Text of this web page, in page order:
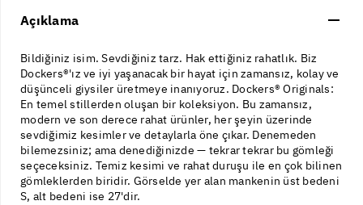
Açıklama
Bildiğiniz isim. Sevdiğiniz tarz. Hak ettiğiniz rahatlık. Biz
Dockers®'ız ve iyi yaşanacak bir hayat için zamansız, kolay ve
düşünceli giysiler üretmeye inanıyoruz. Dockers® Originals:
En temel stillerden oluşan bir koleksiyon. Bu zamansız,
modern ve son derece rahat ürünler, her şeyin üzerinde
sevdiğimiz kesimler ve detaylarla öne çıkar. Denemeden
bilemezsiniz; ama denediğinizde — tekrar tekrar bu gömleği
seçeceksiniz. Temiz kesimi ve rahat duruşu ile en çok bilinen
gömleklerden biridir. Görselde yer alan mankenin üst bedeni
S, alt bedeni ise 27'dir.